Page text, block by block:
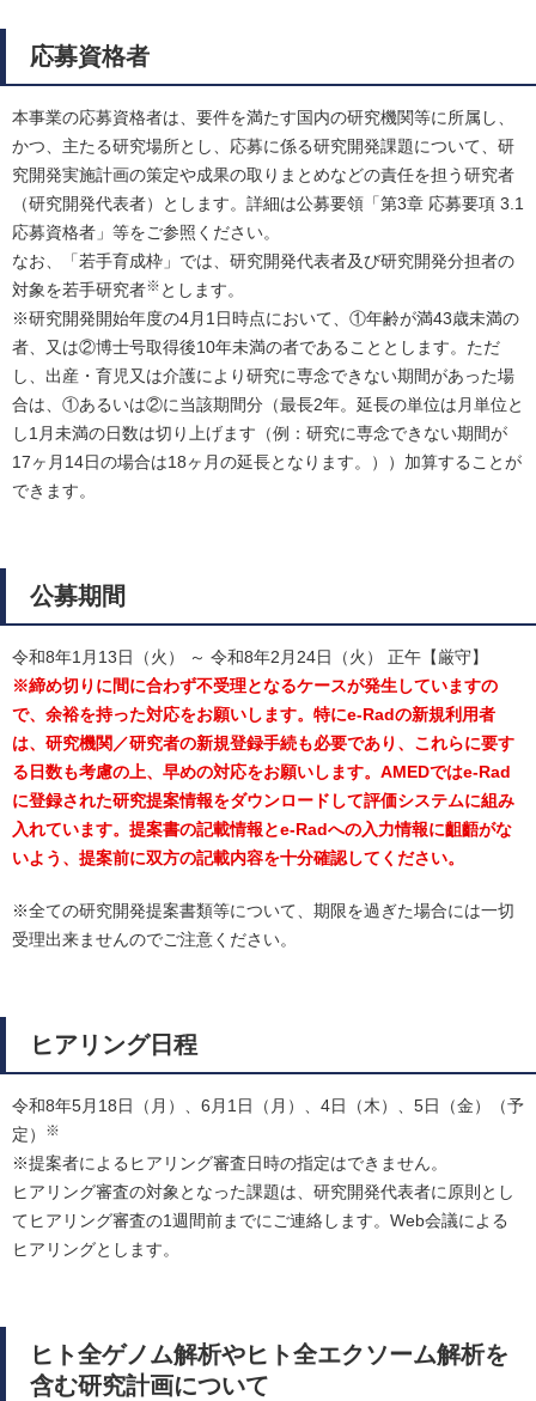
応募資格者
本事業の応募資格者は、要件を満たす国内の研究機関等に所属し、
かつ、主たる研究場所とし、応募に係る研究開発課題について、研
究開発実施計画の策定や成果の取りまとめなどの責任を担う研究者
（研究開発代表者）とします。詳細は公募要領「第3章 応募要項 3.1
応募資格者」等をご参照ください。
なお、「若手育成枠」では、研究開発代表者及び研究開発分担者の
対象を若手研究者※ とします。
※研究開発開始年度の4月1日時点において、①年齢が満43歳未満の
者、又は②博士号取得後10年未満の者であることとします。ただ
し、出産・育児又は介護により研究に専念できない期間があった場
合は、①あるいは②に当該期間分（最長2年。延長の単位は月単位と
し1月未満の日数は切り上げます（例：研究に専念できない期間が
17ヶ月14日の場合は18ヶ月の延長となります。））加算することが
できます。
公募期間
令和8年1月13日（火） ～ 令和8年2月24日（火） 正午【厳守】
※締め切りに間に合わず不受理となるケースが発生していますの
で、余裕を持った対応をお願いします。特にe-Radの新規利用者
は、研究機関／研究者の新規登録手続も必要であり、これらに要す
る日数も考慮の上、早めの対応をお願いします。AMEDではe-Rad
に登録された研究提案情報をダウンロードして評価システムに組み
入れています。提案書の記載情報とe-Radへの入力情報に齟齬がな
いよう、提案前に双方の記載内容を十分確認してください。
※全ての研究開発提案書類等について、期限を過ぎた場合には一切
受理出来ませんのでご注意ください。
ヒアリング日程
令和8年5月18日（月）、6月1日（月）、4日（木）、5日（金）（予
定）
※
※提案者によるヒアリング審査日時の指定はできません。
ヒアリング審査の対象となった課題は、研究開発代表者に原則とし
てヒアリング審査の1週間前までにご連絡します。Web会議による
ヒアリングとします。
ヒト全ゲノム解析やヒト全エクソーム解析を
含む研究計画について